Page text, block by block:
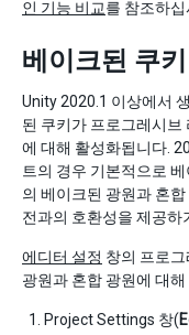
인 기능 비교를 참조하십
베이크된 쿠
Unity 2020.1 이상에서
된 쿠키가 프로그레시브
에 대해 활성화됩니다.
트의 경우 기본적으로
의 베이크된 광원과 혼
전과의 호환성을 제공하
에디터 설정 창의 프로
광원과 혼합 광원에 대
Project Settings 창(